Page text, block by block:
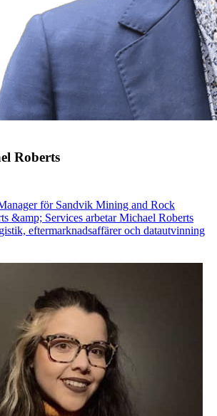
Roberts
för Sandvik Mining and Rock
&amp; Services arbetar Michael Roberts
eftermarknadsaffärer och datautvinning